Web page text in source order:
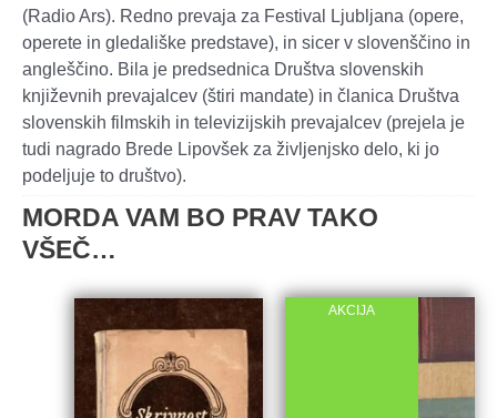
(Radio Ars). Redno prevaja za Festival Ljubljana (opere,
operete in gledališke predstave), in sicer v slovenščino in
angleščino. Bila je predsednica Društva slovenskih
književnih prevajalcev (štiri mandate) in članica Društva
slovenskih filmskih in televizijskih prevajalcev (prejela je
tudi nagrado Brede Lipovšek za življenjsko delo, ki jo
podeljuje to društvo).
MORDA VAM BO PRAV TAKO
VŠEČ…
AKCIJA